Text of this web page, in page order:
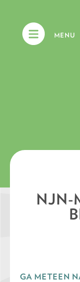
MENU
NJN-
GA METEEN